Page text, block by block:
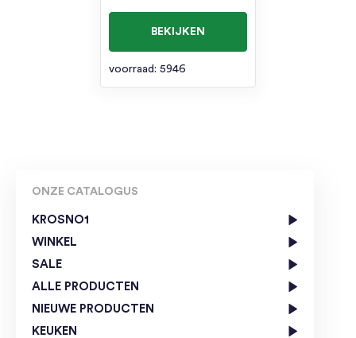
ONZE CATALOGUS
KROSNO1
WINKEL
SALE
ALLE PRODUCTEN
NIEUWE PRODUCTEN
KEUKEN
BEKIJKEN
voorraad: 5946